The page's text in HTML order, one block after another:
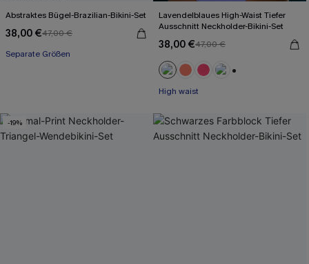
Abstraktes Bügel-Brazilian-Bikini-Set
38,00 €47,00 €
Separate Größen
Lavendelblaues High-Waist Tiefer
Ausschnitt Neckholder-Bikini-Set
38,00 €47,00 €
High waist
-19%